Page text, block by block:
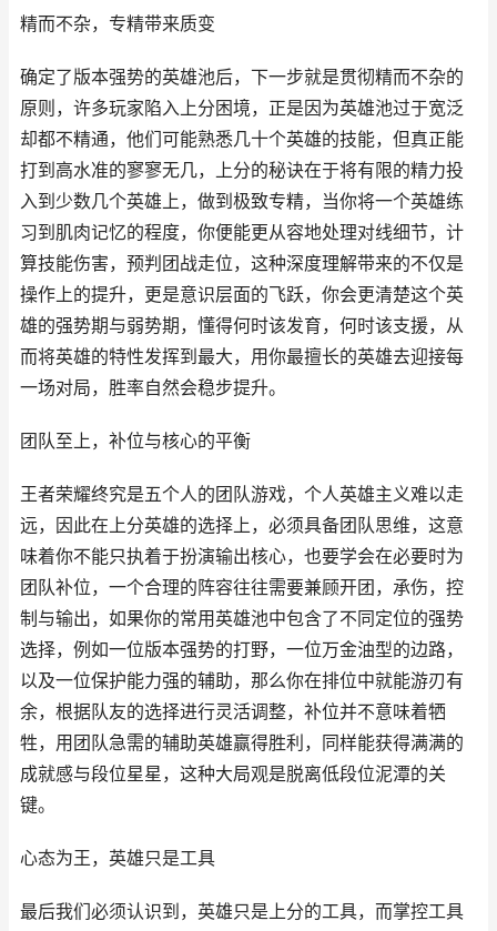
精而不杂，专精带来质变
确定了版本强势的英雄池后，下一步就是贯彻精而不杂的
原则，许多玩家陷入上分困境，正是因为英雄池过于宽泛
却都不精通，他们可能熟悉几十个英雄的技能，但真正能
打到高水准的寥寥无几，上分的秘诀在于将有限的精力投
入到少数几个英雄上，做到极致专精，当你将一个英雄练
习到肌肉记忆的程度，你便能更从容地处理对线细节，计
算技能伤害，预判团战走位，这种深度理解带来的不仅是
操作上的提升，更是意识层面的飞跃，你会更清楚这个英
雄的强势期与弱势期，懂得何时该发育，何时该支援，从
而将英雄的特性发挥到最大，用你最擅长的英雄去迎接每
一场对局，胜率自然会稳步提升。
团队至上，补位与核心的平衡
王者荣耀终究是五个人的团队游戏，个人英雄主义难以走
远，因此在上分英雄的选择上，必须具备团队思维，这意
味着你不能只执着于扮演输出核心，也要学会在必要时为
团队补位，一个合理的阵容往往需要兼顾开团，承伤，控
制与输出，如果你的常用英雄池中包含了不同定位的强势
选择，例如一位版本强势的打野，一位万金油型的边路，
以及一位保护能力强的辅助，那么你在排位中就能游刃有
余，根据队友的选择进行灵活调整，补位并不意味着牺
牲，用团队急需的辅助英雄赢得胜利，同样能获得满满的
成就感与段位星星，这种大局观是脱离低段位泥潭的关
键。
心态为王，英雄只是工具
最后我们必须认识到，英雄只是上分的工具，而掌控工具